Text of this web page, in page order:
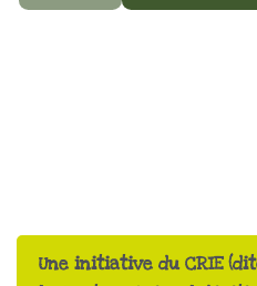
Une initiative du CRIE